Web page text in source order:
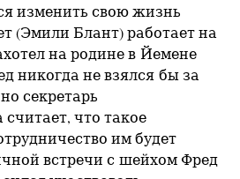
изменить свою жизнь
(Эмили Блант) работает на
на родине в Йемене
никогда не взялся бы за
секретарь
считает, что такое
им будет
встречи с шейхом Фред